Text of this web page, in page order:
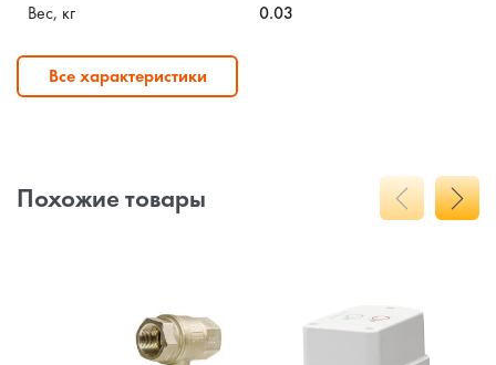
Вес, кг 0.03
Все характеристики
Похожие товары